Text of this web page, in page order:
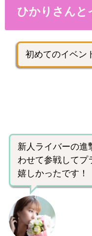
ひかりさんと
初めてのイベン
新人ライバーの進
わせて参戦してプ
嬉しかったです！